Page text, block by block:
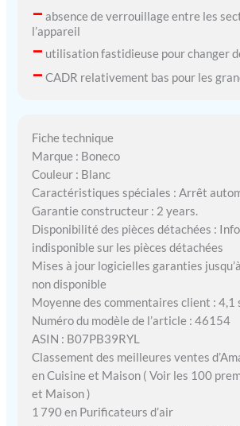
– absence de verrouillage entre les
l’appareil
– utilisation fastidieuse pour changer
– CADR relativement bas pour les
Fiche technique
Marque : Boneco
Couleur : Blanc
Caractéristiques spéciales : Arrêt
Garantie constructeur : 2 years.
Disponibilité des pièces détachées :
indisponible sur les pièces détachées
Mises à jour logicielles garanties
non disponible
Moyenne des commentaires client : 4,1
Numéro du modèle de l’article : 46154
ASIN : B07PB39RYL
Classement des meilleures ventes
en Cuisine et Maison ( Voir les 100
et Maison )
1 790 en Purificateurs d’air